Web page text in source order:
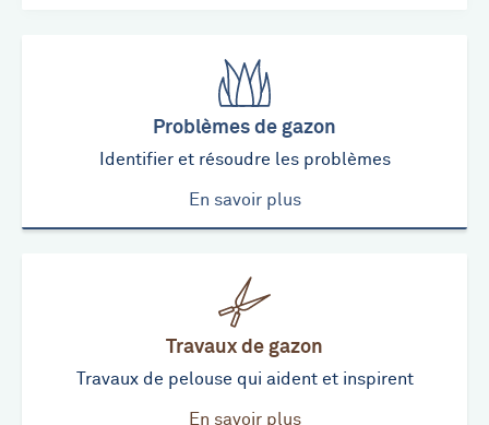
Problèmes de gazon
Identifier et résoudre les problèmes
En savoir plus
Travaux de gazon
Travaux de pelouse qui aident et inspirent
En savoir plus